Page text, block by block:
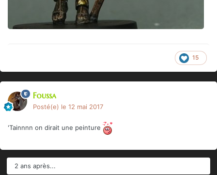
15
Foussa
Posté(e) le 12 mai 2017
'Tainnnn on dirait une peinture
2 ans après...